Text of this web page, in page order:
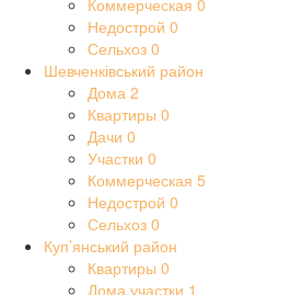
Коммерческая 0
Недострой 0
Сельхоз 0
Шевченківський район
Дома 2
Квартиры 0
Дачи 0
Участки 0
Коммерческая 5
Недострой 0
Сельхоз 0
Куп’янський район
Квартиры 0
Дома,участки 1